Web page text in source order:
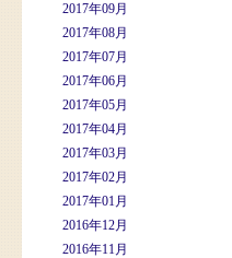
2017年09月
2017年08月
2017年07月
2017年06月
2017年05月
2017年04月
2017年03月
2017年02月
2017年01月
2016年12月
2016年11月